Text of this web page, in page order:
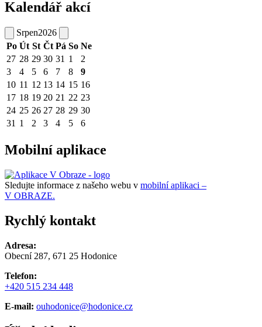
Kalendář akcí
Srpen2026
Po Út St Čt Pá So Ne
27 28 29 30 31 1
2
3
4 5 6 7 8
9
10 11 12 13 14 15 16
17 18 19 20 21 22 23
24 25 26 27 28 29 30
31 1 2 3 4 5 6
Mobilní aplikace
Sledujte informace z našeho webu v mobilní aplikaci –
V OBRAZE.
Rychlý kontakt
Adresa:
Obecní 287, 671 25 Hodonice
Telefon:
+420 515 234 448
E-mail: ouhodonice@hodonice.cz